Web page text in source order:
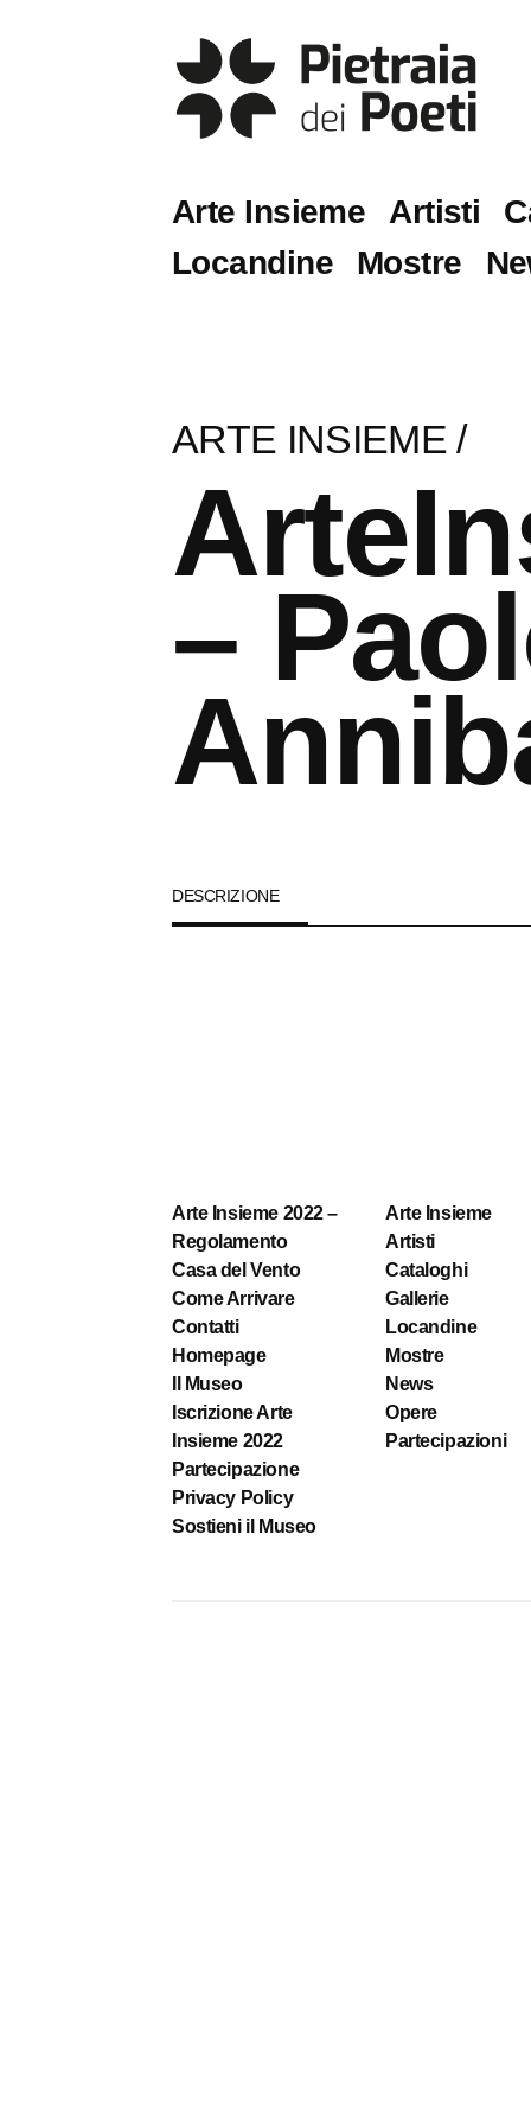
Arte Insieme Artisti
Locandine
Mostre
ARTE INSIEME/
–
DESCRIZIONE
Arte Insieme 2022 –
Regolamento
Casa del Vento
Come Arrivare
Contatti
Homepage
Il Museo
Iscrizione Arte
Insieme 2022
Partecipazione
Privacy Policy
Sostieni il Museo
Arte Insieme
Artisti
Cataloghi
Gallerie
Locandine
Mostre
News
Opere
Partecipazioni